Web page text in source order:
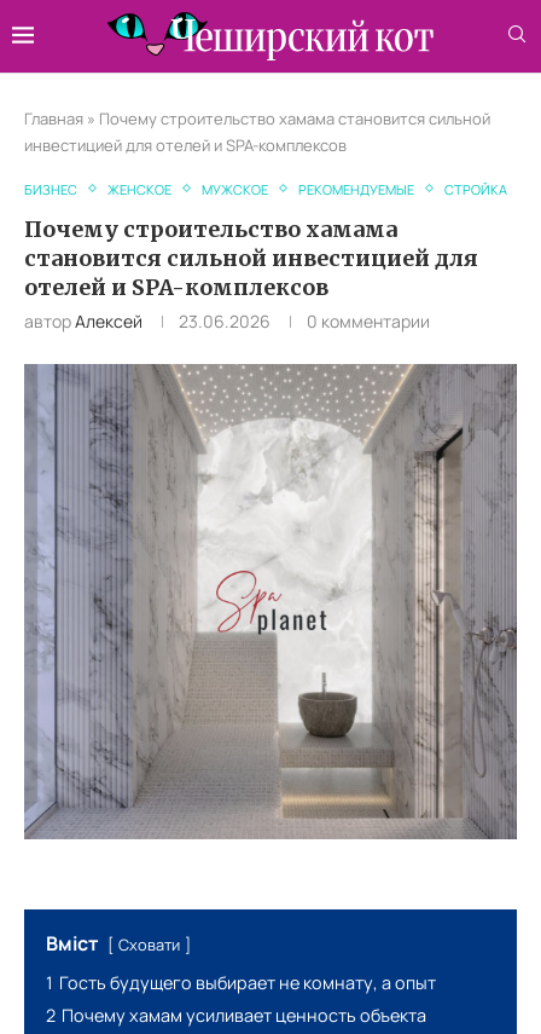
Главная » Почему строительство хамама становится сильной
инвестицией для отелей и SPA-комплексов
БИЗНЕС ЖЕНСКОЕ МУЖСКОЕ РЕКОМЕНДУЕМЫЕ СТРОЙКА
Почему строительство хамама
становится сильной инвестицией для
отелей и SPA-комплексов
авторАлексей 23.06.2026 0 комментарии
Вміст Сховати
1 Гость будущего выбирает не комнату, а опыт
2 Почему хамам усиливает ценность объекта